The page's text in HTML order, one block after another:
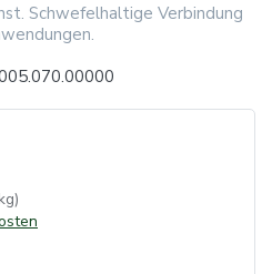
Schwefelhaltige Verbindung